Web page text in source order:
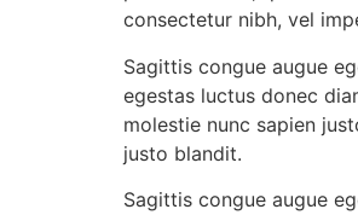
consectetur nibh, vel
Sagittis congue augue
egestas luctus donec
molestie nunc sapien
justo blandit.
Sagittis congue augue